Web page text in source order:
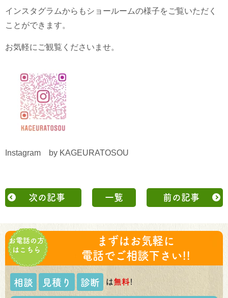
インスタグラムからもショールームの様子をご覧いただく
ことができます。
お気軽にご観覧くださいませ。
Instagram by KAGEURATOSOU
次の記事 一覧 前の記事
お電話の方
はこちら
まずはお気軽に
電話でご相談下さい!!
相談 見積り 診断 は無料!